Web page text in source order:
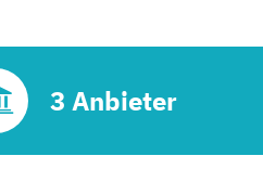
3 Anbieter